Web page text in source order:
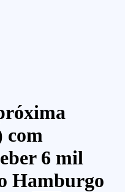
com
6 mil
Hamburgo